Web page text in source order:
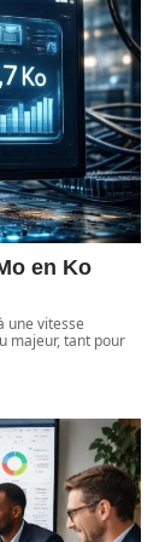
en Ko
une vitesse
majeur, tant pour